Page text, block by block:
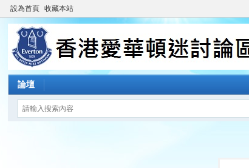
設為首頁 收藏本站
論壇